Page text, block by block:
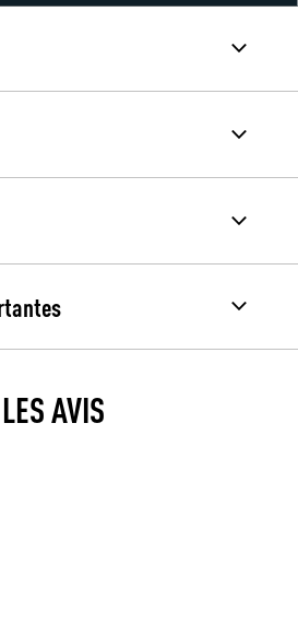
LES AVIS